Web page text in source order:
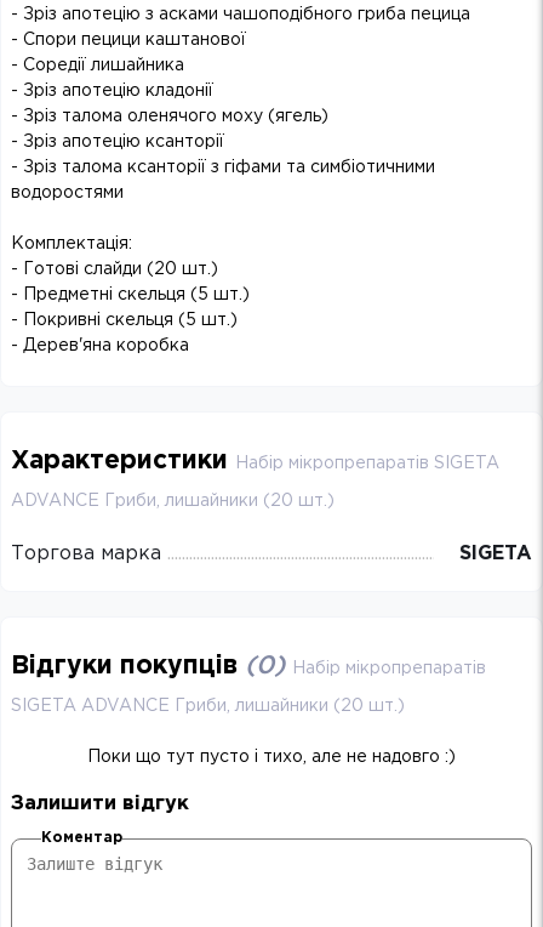
- Зріз апотецію з асками чашоподібного гриба пецица
- Спори пецици каштанової
- Соредії лишайника
- Зріз апотецію кладонії
- Зріз талома оленячого моху (ягель)
- Зріз апотецію ксанторії
- Зріз талома ксанторії з гіфами та симбіотичними
водоростями
Комплектація:
- Готові слайди (20 шт.)
- Предметні скельця (5 шт.)
- Покривні скельця (5 шт.)
- Дерев'яна коробка
Характеристики Набір мікропрепаратів SIGETA
ADVANCE Гриби, лишайники (20 шт.)
Торгова марка SIGETA
Відгуки покупців (0) Набір мікропрепаратів
SIGETA ADVANCE Гриби, лишайники (20 шт.)
Поки що тут пусто і тихо, але не надовго :)
Залишити відгук
Коментар